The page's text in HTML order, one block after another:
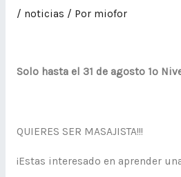
/ noticias / Por miofor
Solo hasta el 31 de agosto 1º
QUIERES SER MASAJISTA!!!
¡Estas interesado en aprender